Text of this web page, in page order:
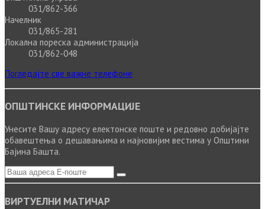
031/862-366
Начелник
031/865-281
Локална пореска администрација
031/862-048
Погледајте све важне телефоне
ОПШТИНСКЕ ИНФОРМАЦИЈЕ
Унесите Вашу адресу електонске поште и редовно добијајте
обавештења о дешавањима и најновијим вестима у Општини
Бајина Башта.
ВИРТУЕЛНИ МАТИЧАР